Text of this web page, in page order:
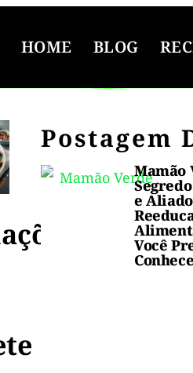
HOME BLOG
Postagem
Mamão
e
Você